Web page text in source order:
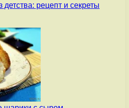
рецепт и секреты